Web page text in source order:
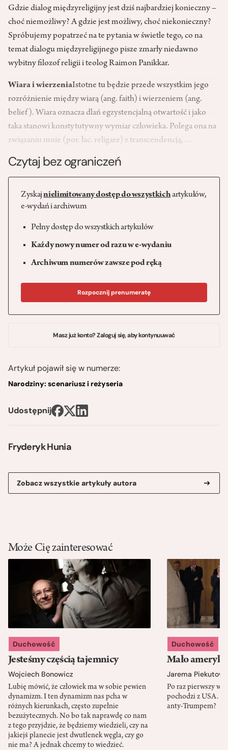
Fryderyk Hunia
Zobacz wszystkie artykuły autora
Gdzie dialog międzyreligijny jest dziś najbardziej konieczny –
choć niemożliwy? A gdzie jest możliwy, choć niekonieczny?
Spróbujemy popatrzeć na te pytania w świetle tego, co na
temat dialogu międzyreligijnego pisze zmarły niedawno
wybitny filozof religii i teolog Raimon Panikkar.
Wiara i wierzeniaIstotne tu będzie przede wszystkim jego
rozróżnienie między wiarą (ang. faith) i wierzeniem (ang.
belief). Wiara oznacza dlań egzystencjalną otwartość i jako
taka stanowi konstytutywny wymiar człowieka. Polega ona na
związaniu mnie (por. łac. religare) z transcendencją,…
Czytaj bez ograniczeń
Zyskajnielimitowany dostęp do wszystkichartykułów,
e-wydań i archiwum
Pełny dostęp do wszystkich artykułów
Każdy nowy numer od razu w e-wydaniu
Archiwum numerów zawsze pod ręką
Rozpocznij prenumeratę
Masz już konto? Zaloguj się, aby kontynuuwać
Artykuł pojawił się w numerze:
Narodziny: scenariusz i reżyseria
Udostępnij
Może Cię zainteresować
Duchowość
Jesteśmy częścią tajemnicy
Wojciech Bonowicz
Lubię mówić, że człowiek ma w sobie pewien
dynamizm. I ten dynamizm nas pcha w
różnych kierunkach, często zupełnie
bezużytecznych. No bo tak naprawdę co nam
z tego przyjdzie, że będziemy wiedzieli, czy na
jakiejś planecie jest dwutlenek węgla, czy go
nie ma? A jednak chcemy to wiedzieć.
Duchowość
Mało
Jarema
Po raz pierwszy w
pochodzi z USA.
anty-Trumpem?